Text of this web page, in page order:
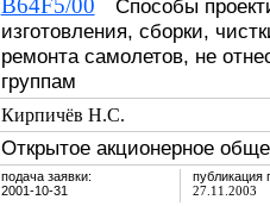
B64F5/00 Способы
изготовления, сборки,
ремонта самолетов, не
группам
Кирпичёв Н.С.
Открытое акционерное
подача заявки:
2001-10-31
публикация
27.11.2003